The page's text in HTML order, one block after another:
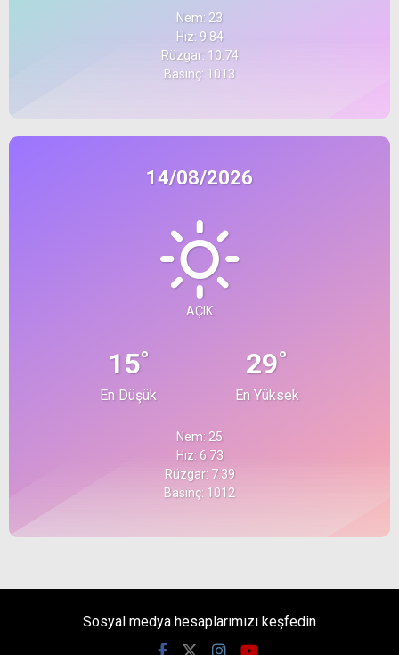
Nem: 23
Hız: 9.84
Rüzgar: 10.74
Basınç: 1013
14/08/2026
AÇIK
15°
En Düşük
29°
En Yüksek
Nem: 25
Hız: 6.73
Rüzgar: 7.39
Basınç: 1012
Sosyal medya hesaplarımızı keşfedin